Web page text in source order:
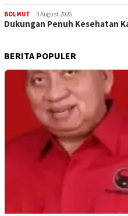
BOLMUT 3 August 2026
Dukungan Penuh Kesehatan
BERITA POPULER